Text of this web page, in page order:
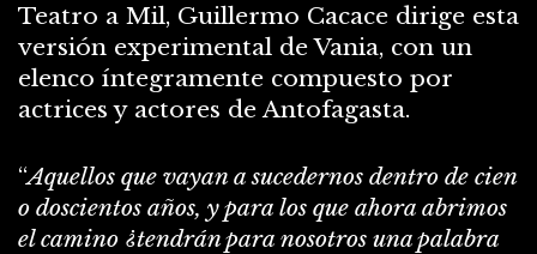
Teatro a Mil, Guillermo Cacace dirige esta
versión experimental de Vania, con un
elenco íntegramente compuesto por
actrices y actores de Antofagasta.
“Aquellos que vayan a sucedernos dentro de cien
o doscientos años, y para los que ahora abrimos
el camino ¿tendrán para nosotros una palabra